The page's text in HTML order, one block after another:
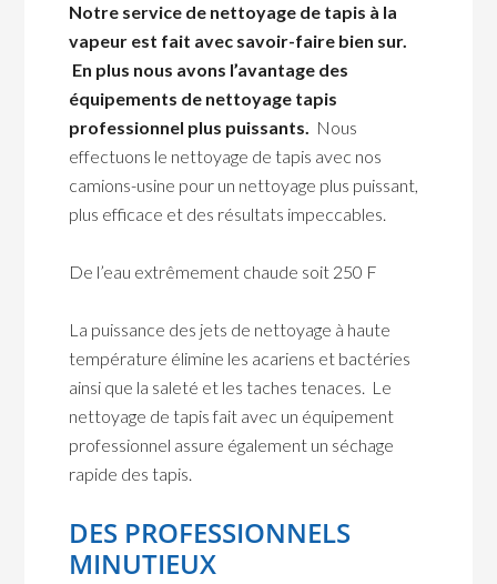
Notre service de nettoyage de tapis à la
vapeur est fait avec savoir-faire bien sur.
En plus nous avons l’avantage des
équipements de nettoyage tapis
professionnel plus puissants. Nous
effectuons le nettoyage de tapis avec nos
camions-usine pour un nettoyage plus puissant,
plus efficace et des résultats impeccables.
De l’eau extrêmement chaude soit 250 F
La puissance des jets de nettoyage à haute
température élimine les acariens et bactéries
ainsi que la saleté et les taches tenaces. Le
nettoyage de tapis fait avec un équipement
professionnel assure également un séchage
rapide des tapis.
DES PROFESSIONNELS
MINUTIEUX